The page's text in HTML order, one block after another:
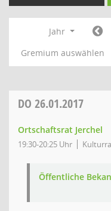
Jahr
Gremium auswählen
DO 26.01.2017
Ortschaftsrat Jerchel
19:30-20:25 Uhr
Öffentliche